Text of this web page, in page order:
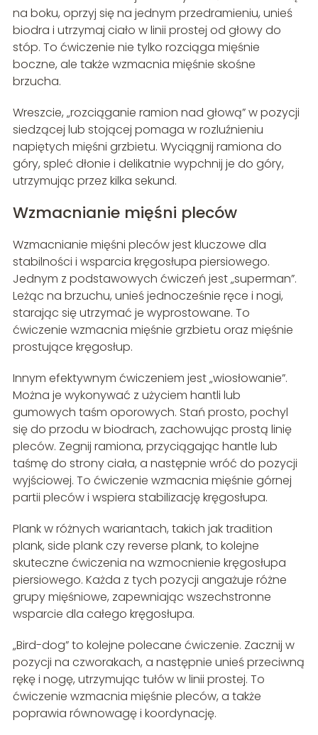
na boku, oprzyj się na jednym przedramieniu, unieś
biodra i utrzymaj ciało w linii prostej od głowy do
stóp. To ćwiczenie nie tylko rozciąga mięśnie
boczne, ale także wzmacnia mięśnie skośne
brzucha.
Wreszcie, „rozciąganie ramion nad głową” w pozycji
siedzącej lub stojącej pomaga w rozluźnieniu
napiętych mięśni grzbietu. Wyciągnij ramiona do
góry, spleć dłonie i delikatnie wypchnij je do góry,
utrzymując przez kilka sekund.
Wzmacnianie mięśni pleców
Wzmacnianie mięśni pleców jest kluczowe dla
stabilności i wsparcia kręgosłupa piersiowego.
Jednym z podstawowych ćwiczeń jest „superman”.
Leżąc na brzuchu, unieś jednocześnie ręce i nogi,
starając się utrzymać je wyprostowane. To
ćwiczenie wzmacnia mięśnie grzbietu oraz mięśnie
prostujące kręgosłup.
Innym efektywnym ćwiczeniem jest „wiosłowanie”.
Można je wykonywać z użyciem hantli lub
gumowych taśm oporowych. Stań prosto, pochyl
się do przodu w biodrach, zachowując prostą linię
pleców. Zegnij ramiona, przyciągając hantle lub
taśmę do strony ciała, a następnie wróć do pozycji
wyjściowej. To ćwiczenie wzmacnia mięśnie górnej
partii pleców i wspiera stabilizację kręgosłupa.
Plank w różnych wariantach, takich jak tradition
plank, side plank czy reverse plank, to kolejne
skuteczne ćwiczenia na wzmocnienie kręgosłupa
piersiowego. Każda z tych pozycji angażuje różne
grupy mięśniowe, zapewniając wszechstronne
wsparcie dla całego kręgosłupa.
„Bird-dog” to kolejne polecane ćwiczenie. Zacznij w
pozycji na czworakach, a następnie unieś przeciwną
rękę i nogę, utrzymując tułów w linii prostej. To
ćwiczenie wzmacnia mięśnie pleców, a także
poprawia równowagę i koordynację.